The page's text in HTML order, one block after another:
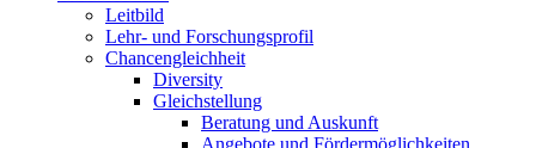
Leitbild
Lehr- und Forschungsprofil
Chancengleichheit
Diversity
Gleichstellung
Beratung und Auskunft